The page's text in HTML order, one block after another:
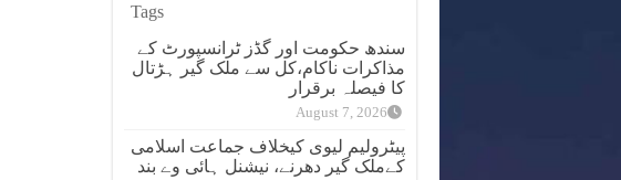
Tags
سندھ حکومت اور گڈز ٹرانسپورٹ کے
مذاکرات ناکام،کل سے ملک گیر ہڑتال
کا فیصلہ برقرار
August 7, 2026
پیٹرولیم لیوی کیخلاف جماعت اسلامی
کےملک گیر دھرنے، نیشنل ہائی وے بند